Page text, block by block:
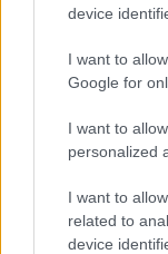
device
I want to
Google for
I want to
personalized
I want to
related to
device
ΔΕΙΤΕ